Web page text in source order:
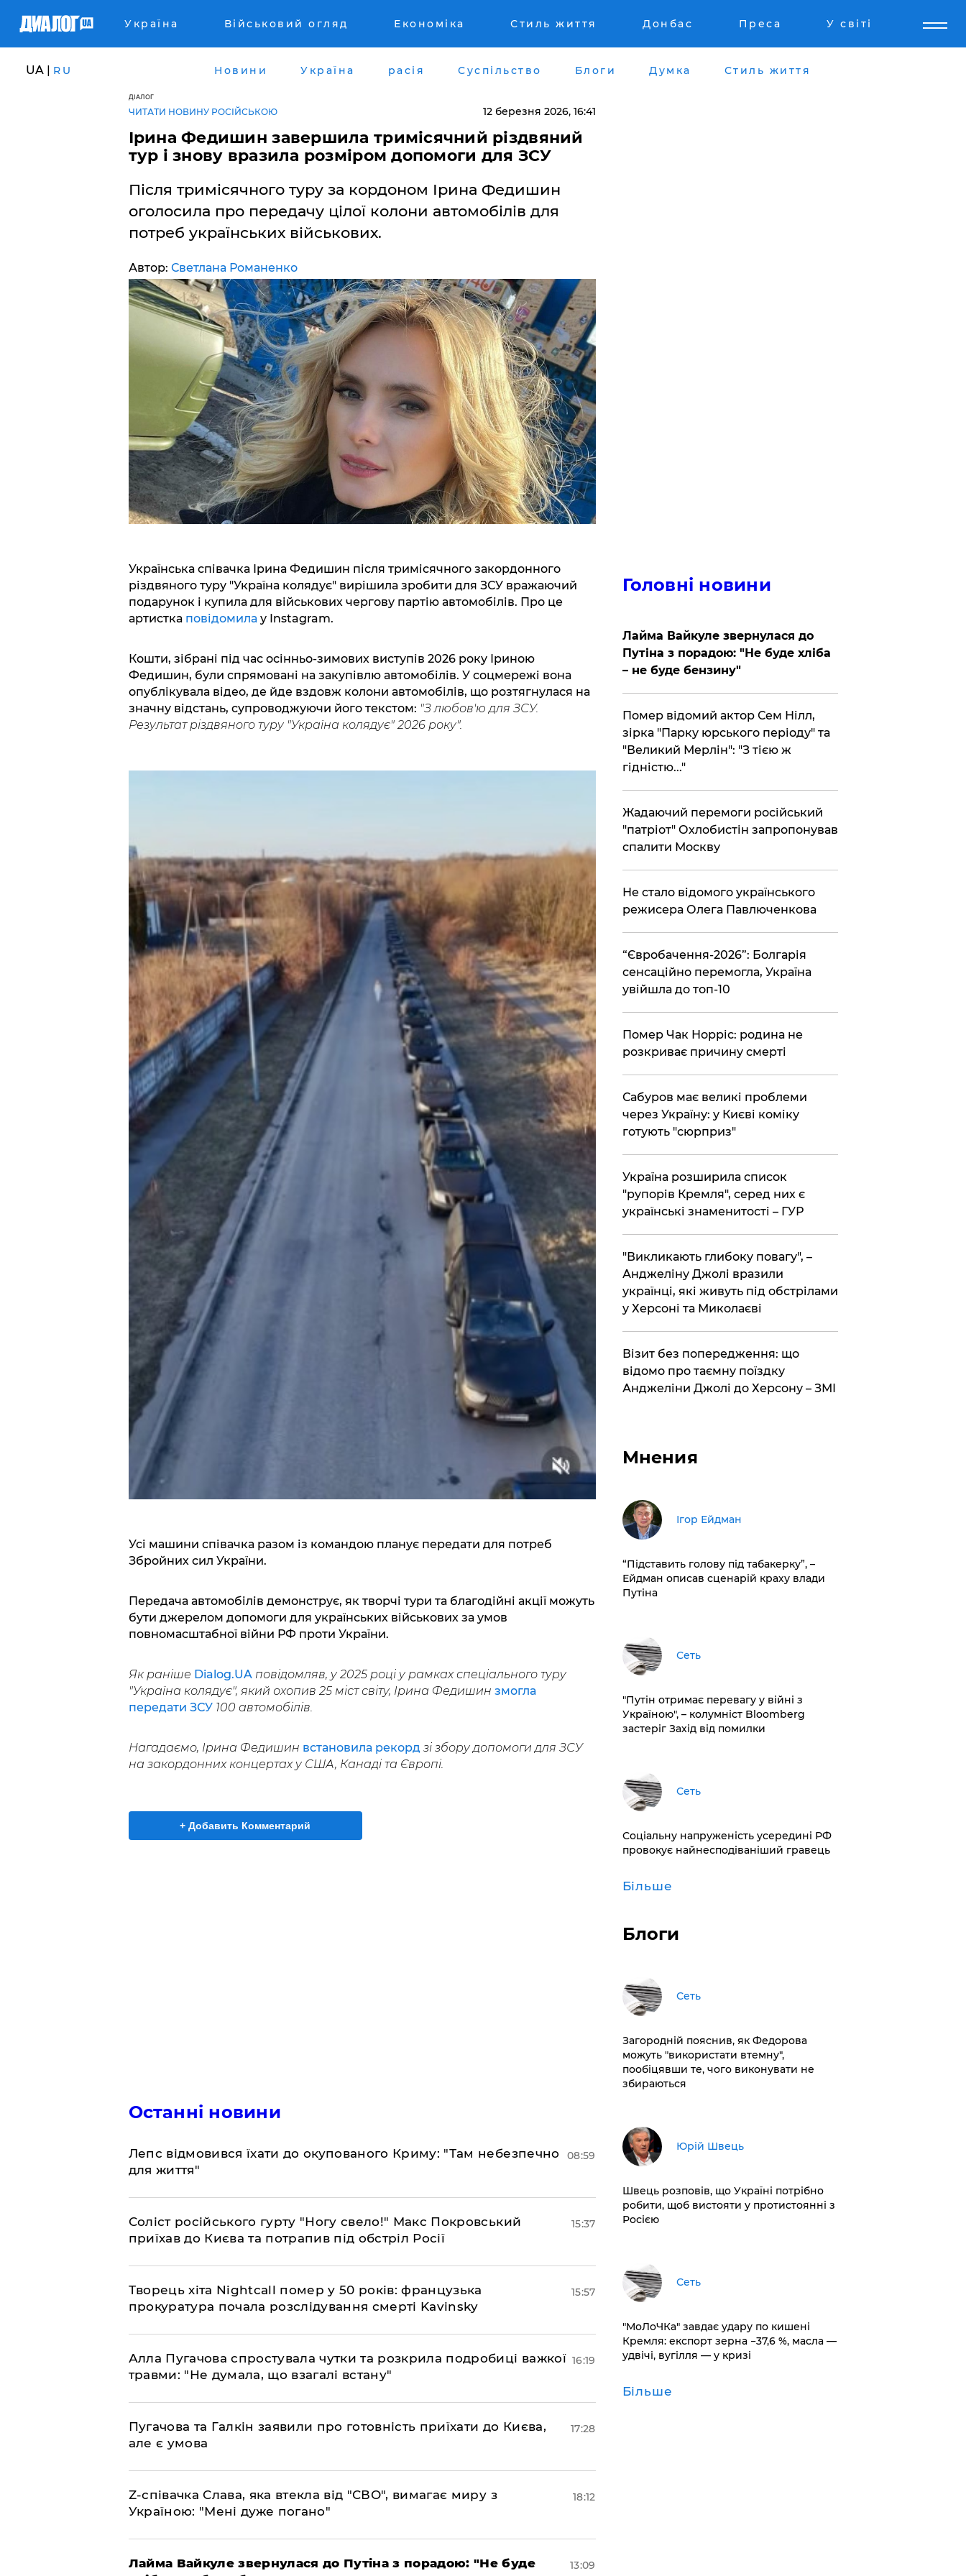
Україна Військовий огляд Економіка Стиль життя Донбас Преса У світі
UA | RU Новини Україна расія Суспільство Блоги Думка Стиль життя
ДІАЛОГ
ЧИТАТИ НОВИНУ РОСІЙСЬКОЮ 12 березня 2026, 16:41
Ірина Федишин завершила тримісячний різдвяний
тур і знову вразила розміром допомоги для ЗСУ
Після тримісячного туру за кордоном Ірина Федишин
оголосила про передачу цілої колони автомобілів для
потреб українських військових.
Автор: Светлана Романенко
Українська співачка Ірина Федишин після тримісячного закордонного
різдвяного туру "Україна колядує" вирішила зробити для ЗСУ вражаючий
подарунок і купила для військових чергову партію автомобілів. Про це
артистка повідомилау Instagram.
Кошти, зібрані під час осінньо-зимових виступів 2026 року Іриною
Федишин, були спрямовані на закупівлю автомобілів. У соцмережі вона
опублікувала відео, де йде вздовж колони автомобілів, що розтягнулася на
значну відстань, супроводжуючи його текстом: "З любов'ю для ЗСУ.
Результат різдвяного туру "Україна колядує" 2026 року".
Усі машини співачка разом із командою планує передати для потреб
Збройних сил України.
Передача автомобілів демонструє, як творчі тури та благодійні акції можуть
бути джерелом допомоги для українських військових за умов
повномасштабної війни РФ проти України.
Як раніше Dialog.UAповідомляв, у 2025 році у рамках спеціального туру
"Україна колядує", який охопив 25 міст світу, Ірина Федишин змогла
передати ЗСУ100 автомобілів.
Нагадаємо, Ірина Федишин встановила рекордзі збору допомоги для ЗСУ
на закордонних концертах у США, Канаді та Європі.
+ Добавить Комментарий
Останні новини
Лепс відмовився їхати до окупованого Криму: "Там небезпечно
для життя"
08:59
Соліст російського гурту "Ногу свело!" Макс Покровський
приїхав до Києва та потрапив під обстріл Росії
15:37
Творець хіта Nightcall помер у 50 років: французька
прокуратура почала розслідування смерті Kavinsky
15:57
Алла Пугачова спростувала чутки та розкрила подробиці важкої
травми: "Не думала, що взагалі встану"
16:19
​Пугачова та Галкін заявили про готовність приїхати до Києва,
але є умова
17:28
​Z-співачка Слава, яка втекла від "СВО", вимагає миру з
Україною: "Мені дуже погано"
18:12
Лайма Вайкуле звернулася до Путіна з порадою: "Не буде
13:09
Головні новини
Лайма Вайкуле звернулася до
Путіна з порадою: "Не буде хліба
– не буде бензину"
Помер відомий актор Сем Нілл,
зірка "Парку юрського періоду" та
"Великий Мерлін": "З тією ж
гідністю..."
Жадаючий перемоги російський
"патріот" Охлобистін запропонував
спалити Москву
​Не стало відомого українського
режисера Олега Павлюченкова
​“Євробачення-2026”: Болгарія
сенсаційно перемогла, Україна
увійшла до топ-10
Помер Чак Норріс: родина не
розкриває причину смерті
Сабуров має великі проблеми
через Україну: у Києві коміку
готують "сюрприз"
Україна розширила список
"рупорів Кремля", серед них є
українські знаменитості – ГУР
"Викликають глибоку повагу", –
Анджеліну Джолі вразили
українці, які живуть під обстрілами
у Херсоні та Миколаєві
Візит без попередження: що
відомо про таємну поїздку
Анджеліни Джолі до Херсону – ЗМІ
Мнения
Ігор Ейдман
​“Підставить голову під табакерку”, –
Ейдман описав сценарій краху влади
Путіна
Сеть
"Путін отримає перевагу у війні з
Україною", – колумніст Bloomberg
застеріг Захід від помилки
Сеть
Соціальну напруженість усередині РФ
провокує найнесподіваніший гравець
Більше
Блоги
Сеть
Загородній пояснив, як Федорова
можуть "використати втемну",
пообіцявши те, чого виконувати не
збираються
Юрій Швець
Швець розповів, що Україні потрібно
робити, щоб вистояти у протистоянні з
Росією
Сеть
​"МоЛоЧКа" завдає удару по кишені
Кремля: експорт зерна −37,6 %, масла —
удвічі, вугілля — у кризі
Більше